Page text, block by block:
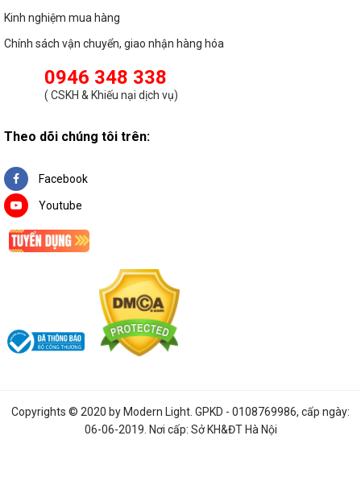
Kinh nghiệm mua hàng
Chính sách vận chuyển, giao nhận hàng hóa
0946 348 338
( CSKH & Khiếu nại dịch vụ)
Theo dõi chúng tôi trên:
Facebook
Youtube
Copyrights © 2020 by Modern Light . GPKD - 0108769986, cấp ngày:
06-06-2019. Nơi cấp: Sở KH&ĐT Hà Nội